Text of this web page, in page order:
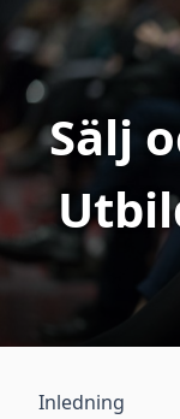
Sälj
Inledning